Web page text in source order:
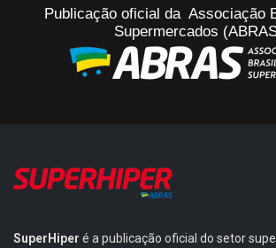
Publicação oficial da Associação
Supermercados
SuperHiper é a publicação oficial do setor